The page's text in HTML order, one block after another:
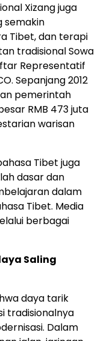
Xizang juga
semakin
Tibet, dan terapi
tradisional Sowa
Representatif
Sepanjang 2012
pemerintah
RMB 473 juta
warisan
Tibet juga
dasar dan
dalam
Tibet. Media
berbagai
Saling
daya tarik
tradisionalnya
Dalam